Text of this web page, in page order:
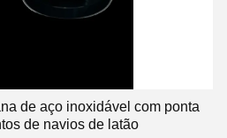
de aço inoxidável com ponta
de navios de latão